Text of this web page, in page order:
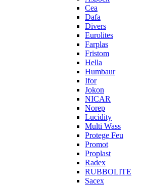
Cea
Dafa
Divers
Eurolites
Farplas
Fristom
Hella
Humbaur
Ifor
Jokon
NICAR
Norep
Lucidity
Multi Wass
Protege Feu
Promot
Proplast
Radex
RUBBOLITE
Sacex